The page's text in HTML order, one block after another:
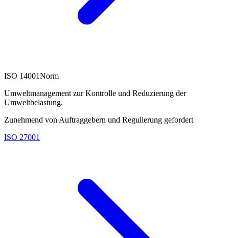
ISO 14001Norm
Umweltmanagement zur Kontrolle und Reduzierung der
Umweltbelastung.
Zunehmend von Auftraggebern und Regulierung gefordert
ISO 27001